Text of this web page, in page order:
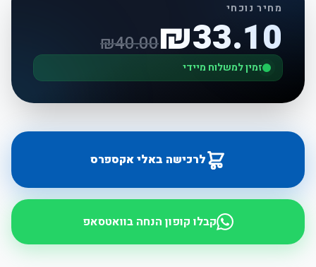
מחיר נוכחי
₪33.10
₪40.00
זמין למשלוח מיידי
לרכישה באלי אקספרס
קבלו קופון הנחה בוואטסאפ